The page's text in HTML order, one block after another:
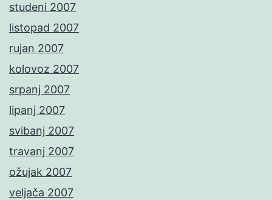
studeni 2007
listopad 2007
rujan 2007
kolovoz 2007
srpanj 2007
lipanj 2007
svibanj 2007
travanj 2007
ožujak 2007
veljača 2007